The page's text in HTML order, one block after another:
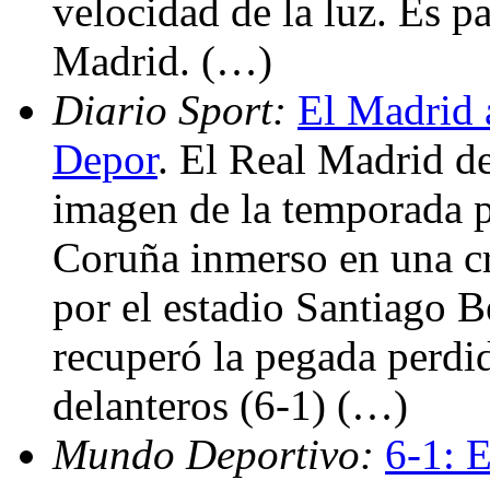
velocidad de la luz. Es
Madrid. (…)
Diario Sport: El Madrid
Depor. El Real Madrid
imagen de la temporada
Coruña inmerso en una
por el estadio Santiago
recuperó la pegada
delanteros (6-1) (…)
Mundo Deportivo: 6-1: